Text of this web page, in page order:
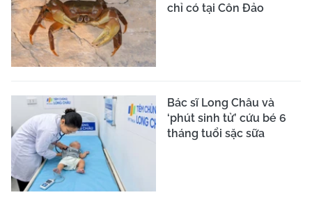
chỉ có tại Côn Đảo
Bác sĩ Long Châu và
‘phút sinh tử’ cứu bé 6
tháng tuổi sặc sữa